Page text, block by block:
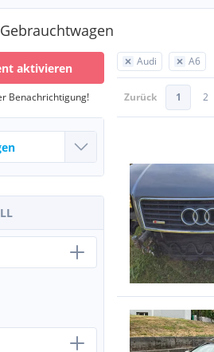
Audi A6
Zurück 1 2
aktivieren
Benachrichtigung!